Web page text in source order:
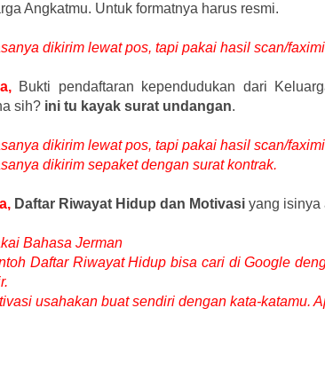
Angkatmu. Untuk formatnya harus resmi.
dikirim lewat pos, tapi pakai hasil scan/
Bukti pendaftaran kependudukan dari
sih? ini tu kayak surat undangan.
dikirim lewat pos, tapi pakai hasil scan/
dikirim sepaket dengan surat kontrak.
Daftar Riwayat Hidup dan Motivasi yang isinya
Bahasa Jerman
Daftar Riwayat Hidup bisa cari di Google
usahakan buat sendiri dengan kata-katamu.